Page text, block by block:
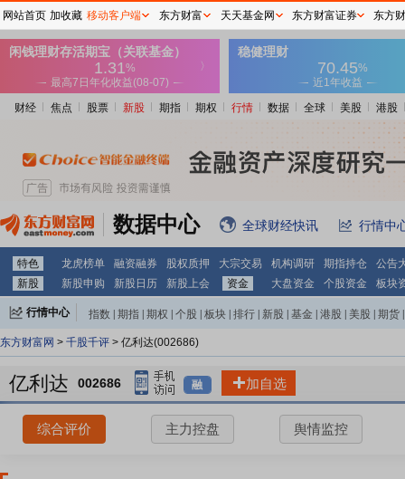
财经 焦点 股票 新股 期指 期权 行情 数据 全球 美股 港股
数据中心 全球财经快讯 行情中
特色 龙虎榜单 融资融券 股权质押 大宗交易 机构调研 期指持仓
公告
新股
新股申购 新股日历 新股上会 资金 大盘资金 个股资金 板块
行情中心 指数 期指 期权 个股 板块 排行 新股 基金 港股 美股 期货
东方财富网 > 千股千评 > 亿利达(002686)
亿利达 002686 融 加自选
综合评价 主力控盘 舆情监控
网站首页 加收藏 移动客户端 东方财富 天天基金网 东方财富证券 东方